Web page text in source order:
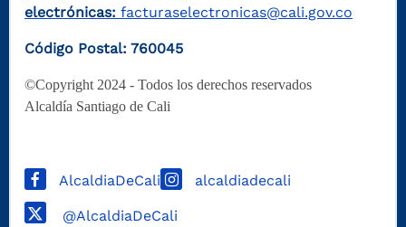
electrónicas: facturaselectronicas@cali.gov.co
Código Postal: 760045
©Copyright 2024 - Todos los derechos reservados
Alcaldía Santiago de Cali
AlcaldiaDeCali alcaldiadecali
@AlcaldiaDeCali